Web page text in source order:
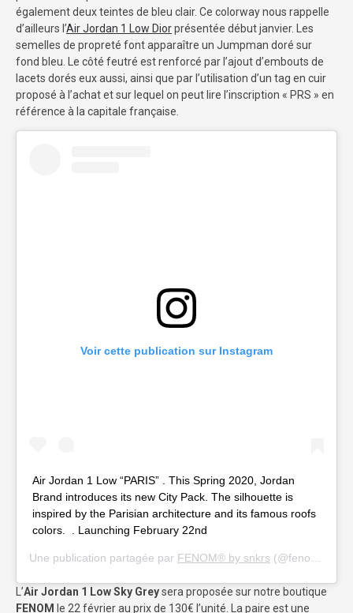
également deux teintes de bleu clair. Ce colorway nous rappelle
d’ailleurs l’Air Jordan 1 Low Diorprésentée début janvier. Les
semelles de propreté font apparaître un Jumpman doré sur
fond bleu. Le côté feutré est renforcé par l’ajout d’embouts de
lacets dorés eux aussi, ainsi que par l’utilisation d’un tag en cuir
proposé à l’achat et sur lequel on peut lire l’inscription « PRS » en
référence à la capitale française.
Voir cette publication sur Instagram
Air Jordan 1 Low “PARIS”⁣ ⁣.⁣ ⁣This Spring 2020, Jordan
Brand introduces its new City Pack. The silhouette is
inspired by the Parisian architecture and its famous roofs
colors. ⁣ ⁣.⁣ ⁣Launching February 22nd⁣ ⁣
Une publication partagée par FENOM® by snkrs (@fenom) le
L’Air Jordan 1 Low Sky Greysera proposée sur notre boutique
FENOM le 22 février au prix de 130€ l’unité. La paire est une